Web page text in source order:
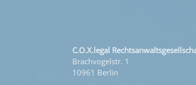
C.O.X.legal
Brachvogelstr. 1
10961 Berlin